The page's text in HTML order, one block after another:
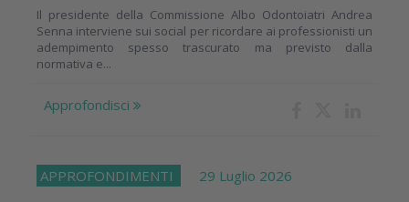
Il presidente della Commissione Albo Odontoiatri Andrea
Senna interviene sui social per ricordare ai professionisti un
adempimento spesso trascurato ma previsto dalla
normativa e...
Approfondisci
APPROFONDIMENTI 29 Luglio 2026